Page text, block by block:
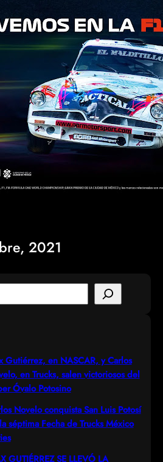
2021
Gutiérrez, en NASCAR, y Carlos
en Trucks, salen victoriosos del
Óvalo Potosino
Novelo conquista San Luis Potosí
séptima Fecha de Trucks México
GUTIÉRREZ SE LLEVÓ LA